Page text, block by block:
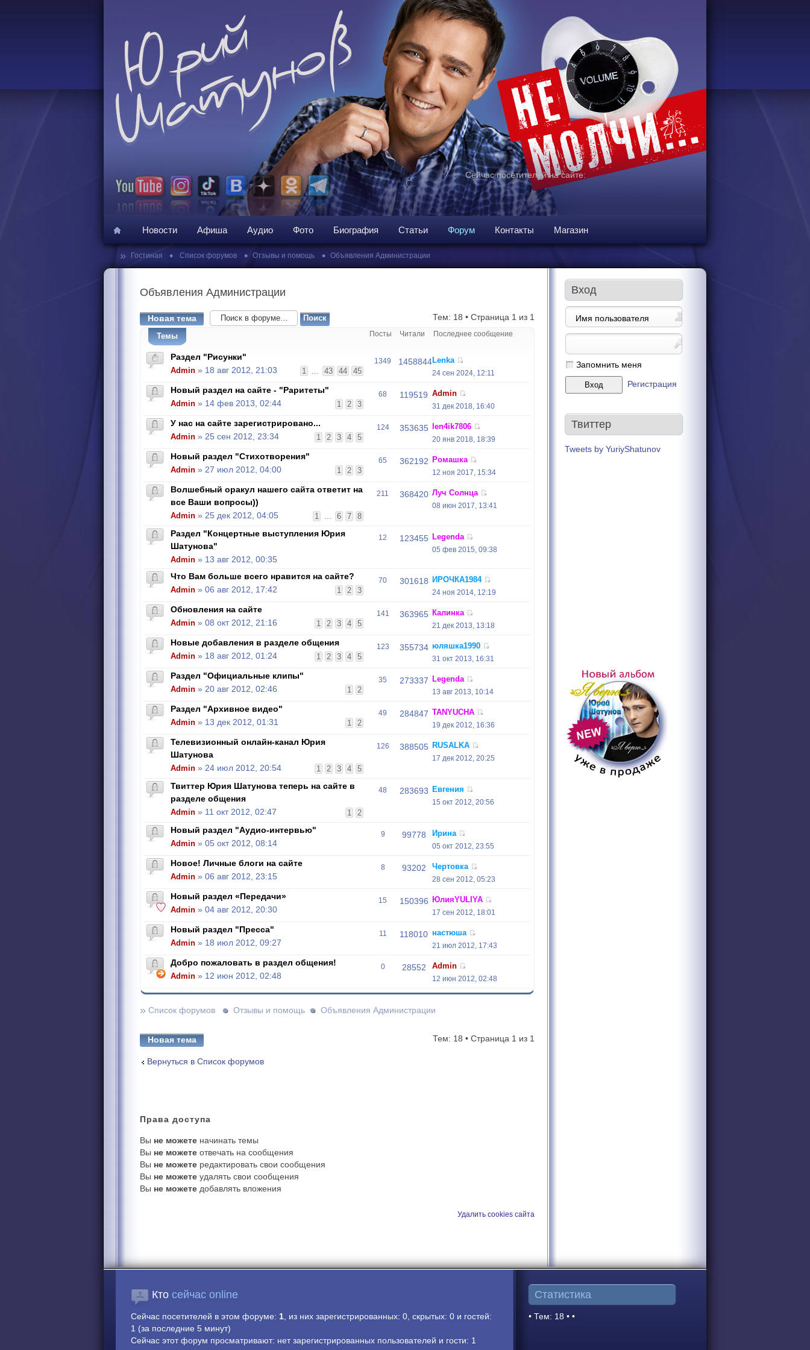
Сейчас посетителей на сайте:
Новости Афиша Аудио Фото Биография Статьи Форум Контакты Магазин
» Гостиная • Список форумов • Отзывы и помощь • Объявления Администрации
Объявления Администрации
Новая тема Тем: 18 • Страница 1 из 1
Темы Посты Читали Последнее сообщение
Раздел "Рисунки"
1 ... 43 44 45
Admin » 18 авг 2012, 21:03
1349 1458844Lenka
24 сен 2024, 12:11
Новый раздел на сайте - "Раритеты"
1 2 3
Admin » 14 фев 2013, 02:44
68 119519 Admin
31 дек 2018, 16:40
У нас на сайте зарегистрировано...
1 2 3 4 5
Admin » 25 сен 2012, 23:34
124 353635 len4ik7806
20 янв 2018, 18:39
Новый раздел "Стихотворения"
1 2 3
Admin » 27 июл 2012, 04:00
65 362192 Ромашка
12 ноя 2017, 15:34
Волшебный оракул нашего сайта ответит на
все Ваши вопросы))
1 ... 6 7 8
Admin » 25 дек 2012, 04:05
211 368420 Луч Солнца
08 июн 2017, 13:41
Раздел "Концертные выступления Юрия
Шатунова"
Admin » 13 авг 2012, 00:35
12 123455 Legenda
05 фев 2015, 09:38
Что Вам больше всего нравится на сайте?
1 2 3
Admin » 06 авг 2012, 17:42
70 301618 ИРОЧКА1984
24 ноя 2014, 12:19
Обновления на сайте
1 2 3 4 5
Admin » 08 окт 2012, 21:16
141 363965 Калинка
21 дек 2013, 13:18
Новые добавления в разделе общения
1 2 3 4 5
Admin » 18 авг 2012, 01:24
123 355734 юляшка1990
31 окт 2013, 16:31
Раздел "Официальные клипы"
1 2
Admin » 20 авг 2012, 02:46
35 273337 Legenda
13 авг 2013, 10:14
Раздел "Архивное видео"
1 2
Admin » 13 дек 2012, 01:31
49 284847 TANYUCHA
19 дек 2012, 16:36
Телевизионный онлайн-канал Юрия
Шатунова
1 2 3 4 5
Admin » 24 июл 2012, 20:54
126 388505 RUSALKA
17 дек 2012, 20:25
Твиттер Юрия Шатунова теперь на сайте в
разделе общения
1 2
Admin » 11 окт 2012, 02:47
48 283693 Евгения
15 окт 2012, 20:56
Новый раздел "Аудио-интервью"
Admin » 05 окт 2012, 08:14
9 99778 Ирина
05 окт 2012, 23:55
Новое! Личные блоги на сайте
Admin » 06 авг 2012, 23:15
8 93202 Чертовка
28 сен 2012, 05:23
Новый раздел «Передачи»
Admin » 04 авг 2012, 20:30
15 150396 ЮлияYULIYA
17 сен 2012, 18:01
Новый раздел "Пресса"
Admin » 18 июл 2012, 09:27
11 118010 настюша
21 июл 2012, 17:43
Добро пожаловать в раздел общения!
Admin » 12 июн 2012, 02:48
0 28552 Admin
12 июн 2012, 02:48
» Список форумов Отзывы и помощь Объявления Администрации
Новая тема Тем: 18 • Страница 1 из 1
Вернуться в Список форумов
Права доступа
Вы не можете начинать темы
Вы не можете отвечать на сообщения
Вы не можете редактировать свои сообщения
Вы не можете удалять свои сообщения
Вы не можете добавлять вложения
Удалить cookies сайта
Вход
Запомнить меня
Регистрация
Твиттер
Tweets by YuriyShatunov
Кто сейчас online
Сейчас посетителей в этом форуме: 1, из них зарегистрированных: 0, скрытых: 0 и гостей:
1 (за последние 5 минут)
Сейчас этот форум просматривают: нет зарегистрированных пользователей и гости: 1
Статистика
• Тем: 18 • •